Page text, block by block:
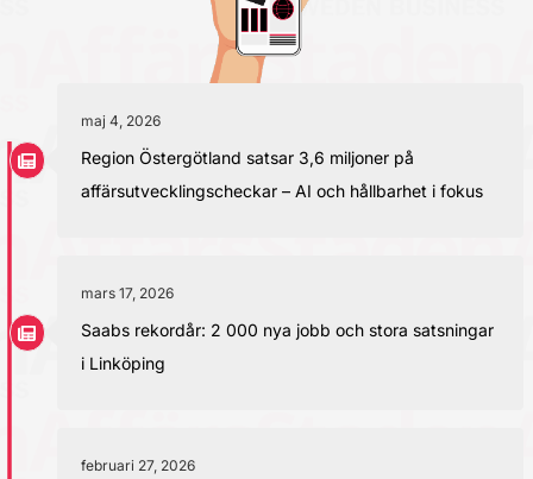
maj 4, 2026
Region Östergötland satsar 3,6 miljoner på
affärsutvecklingscheckar – AI och hållbarhet i fokus
mars 17, 2026
Saabs rekordår: 2 000 nya jobb och stora satsningar
i Linköping
februari 27, 2026